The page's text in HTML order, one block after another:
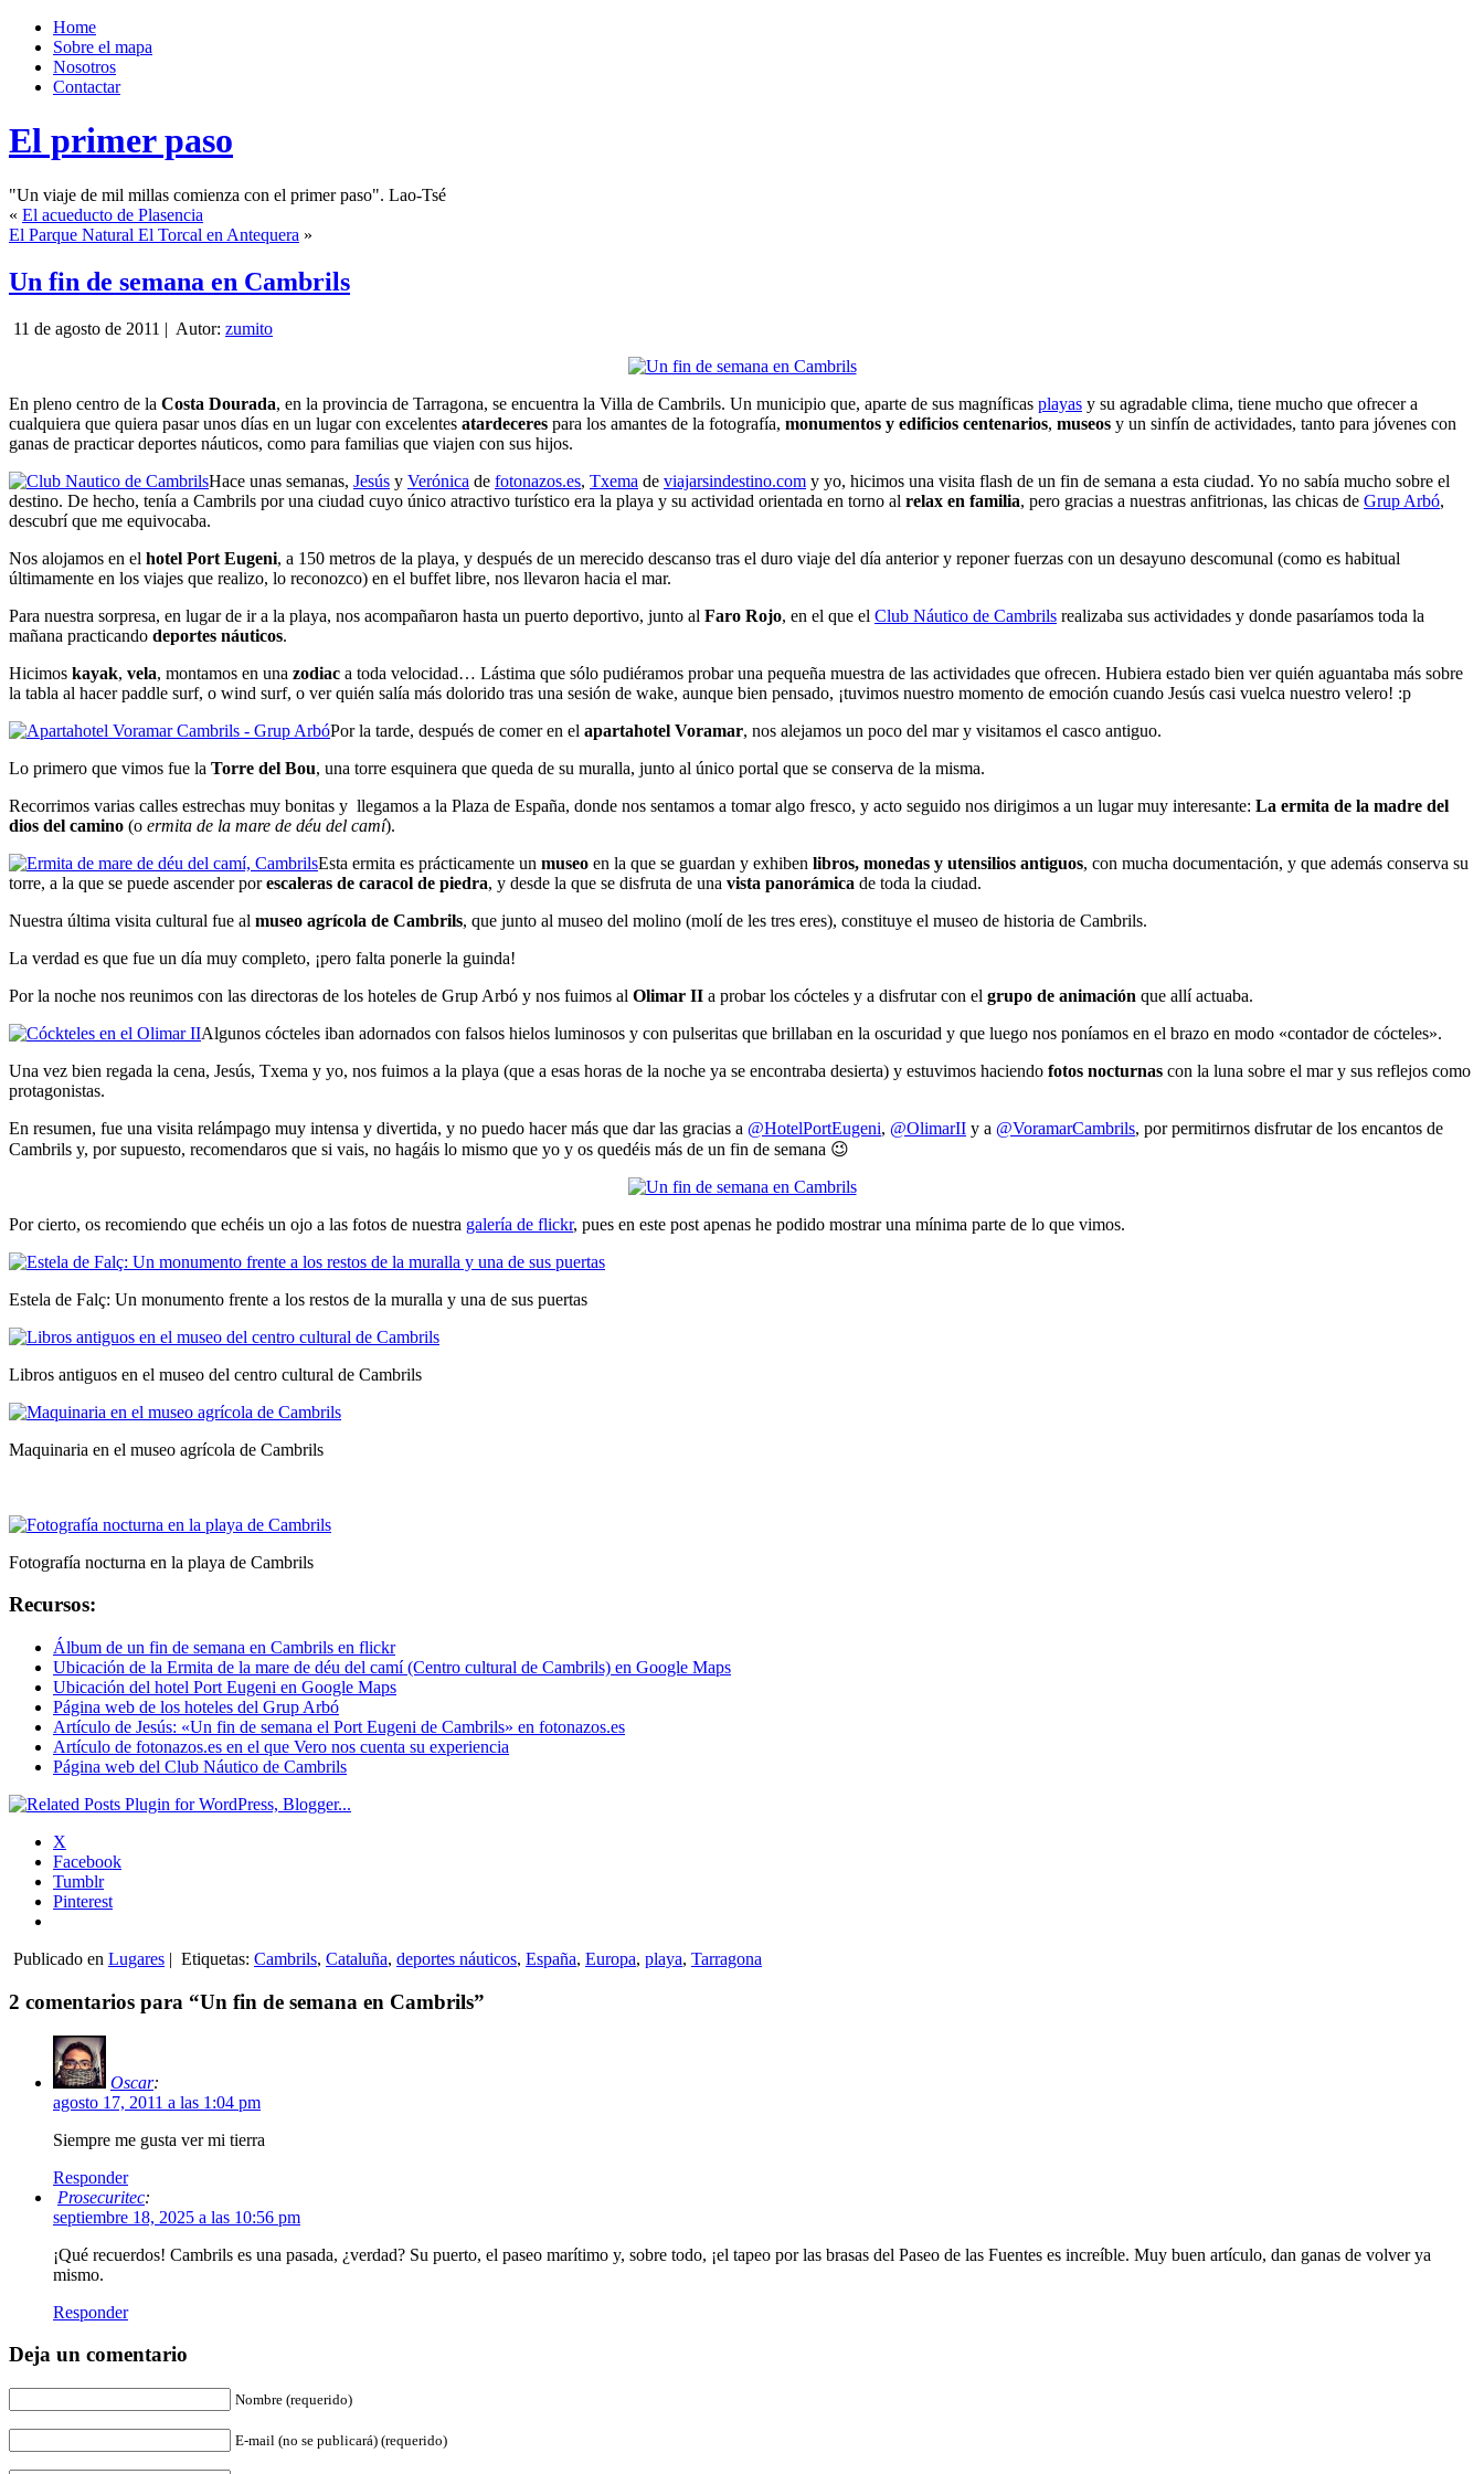
Home
Sobre el mapa
Nosotros
Contactar
El primer paso
"Un viaje de mil millas comienza con el primer paso". Lao-Tsé
« El acueducto de Plasencia
El Parque Natural El Torcal en Antequera »
Un fin de semana en Cambrils
11 de agosto de 2011 | Autor: zumito
En pleno centro de la Costa Dourada, en la provincia de Tarragona, se encuentra la Villa de Cambrils. Un municipio que, aparte de sus magníficas playas y su agradable clima, tiene mucho que ofrecer a
cualquiera que quiera pasar unos días en un lugar con excelentes atardeceres para los amantes de la fotografía, monumentos y edificios centenarios, museos y un sinfín de actividades, tanto para jóvenes con
ganas de practicar deportes náuticos, como para familias que viajen con sus hijos.
Hace unas semanas, Jesús y Verónica de fotonazos.es, Txema de viajarsindestino.com y yo, hicimos una visita flash de un fin de semana a esta ciudad. Yo no sabía mucho sobre el
destino. De hecho, tenía a Cambrils por una ciudad cuyo único atractivo turístico era la playa y su actividad orientada en torno al relax en familia, pero gracias a nuestras anfitrionas, las chicas de Grup Arbó,
descubrí que me equivocaba.
Nos alojamos en el hotel Port Eugeni, a 150 metros de la playa, y después de un merecido descanso tras el duro viaje del día anterior y reponer fuerzas con un desayuno descomunal (como es habitual
últimamente en los viajes que realizo, lo reconozco) en el buffet libre, nos llevaron hacia el mar.
Para nuestra sorpresa, en lugar de ir a la playa, nos acompañaron hasta un puerto deportivo, junto al Faro Rojo, en el que el Club Náutico de Cambrils realizaba sus actividades y donde pasaríamos toda la
mañana practicando deportes náuticos.
Hicimos kayak, vela, montamos en una zodiac a toda velocidad… Lástima que sólo pudiéramos probar una pequeña muestra de las actividades que ofrecen. Hubiera estado bien ver quién aguantaba más sobre
la tabla al hacer paddle surf, o wind surf, o ver quién salía más dolorido tras una sesión de wake, aunque bien pensado, ¡tuvimos nuestro momento de emoción cuando Jesús casi vuelca nuestro velero! :p
Por la tarde, después de comer en el apartahotel Voramar, nos alejamos un poco del mar y visitamos el casco antiguo.
Lo primero que vimos fue la Torre del Bou, una torre esquinera que queda de su muralla, junto al único portal que se conserva de la misma.
Recorrimos varias calles estrechas muy bonitas y llegamos a la Plaza de España, donde nos sentamos a tomar algo fresco, y acto seguido nos dirigimos a un lugar muy interesante: La ermita de la madre del
dios del camino (o ermita de la mare de déu del camí).
Esta ermita es prácticamente un museo en la que se guardan y exhiben libros, monedas y utensilios antiguos, con mucha documentación, y que además conserva su
torre, a la que se puede ascender porescaleras de caracol de piedra, y desde la que se disfruta de una vista panorámica de toda la ciudad.
Nuestra última visita cultural fue al museo agrícola de Cambrils, que junto al museo del molino (molí de les tres eres), constituye el museo de historia de Cambrils.
La verdad es que fue un día muy completo, ¡pero falta ponerle la guinda!
Por la noche nos reunimos con las directoras de los hoteles de Grup Arbó y nos fuimos al Olimar II a probar los cócteles y a disfrutar con el grupo de animación que allí actuaba.
Algunos cócteles iban adornados con falsos hielos luminosos y con pulseritas que brillaban en la oscuridad y que luego nos poníamos en el brazo en modo «contador de cócteles».
Una vez bien regada la cena, Jesús, Txema y yo, nos fuimos a la playa (que a esas horas de la noche ya se encontraba desierta) y estuvimos haciendo fotos nocturnas con la luna sobre el mar y sus reflejos como
protagonistas.
En resumen, fue una visita relámpago muy intensa y divertida, y no puedo hacer más que dar las gracias a @HotelPortEugeni, @OlimarII y a @VoramarCambrils, por permitirnos disfrutar de los encantos de
Cambrils y, por supuesto, recomendaros que si vais, no hagáis lo mismo que yo y os quedéis más de un fin de semana 😉
Por cierto, os recomiendo que echéis un ojo a las fotos de nuestra galería de flickr, pues en este post apenas he podido mostrar una mínima parte de lo que vimos.
Estela de Falç: Un monumento frente a los restos de la muralla y una de sus puertas
Libros antiguos en el museo del centro cultural de Cambrils
Maquinaria en el museo agrícola de Cambrils
Fotografía nocturna en la playa de Cambrils
Recursos:
Álbum de un fin de semana en Cambrils en flickr
Ubicación de la Ermita de la mare de déu del camí (Centro cultural de Cambrils) en Google Maps
Ubicación del hotel Port Eugeni en Google Maps
Página web de los hoteles del Grup Arbó
Artículo de Jesús: «Un fin de semana el Port Eugeni de Cambrils» en fotonazos.es
Artículo de fotonazos.es en el que Vero nos cuenta su experiencia
Página web del Club Náutico de Cambrils
X
Facebook
Tumblr
Pinterest
Publicado en Lugares | Etiquetas: Cambrils, Cataluña, deportes náuticos, España, Europa, playa, Tarragona
2 comentarios para “Un fin de semana en Cambrils”
Oscar:
agosto 17, 2011 a las 1:04 pm
Siempre me gusta ver mi tierra
Responder
Prosecuritec:
septiembre 18, 2025 a las 10:56 pm
¡Qué recuerdos! Cambrils es una pasada, ¿verdad? Su puerto, el paseo marítimo y, sobre todo, ¡el tapeo por las brasas del Paseo de las Fuentes es increíble. Muy buen artículo, dan ganas de volver ya
mismo.
Responder
Deja un comentario
Nombre (requerido)
E-mail (no se publicará) (requerido)